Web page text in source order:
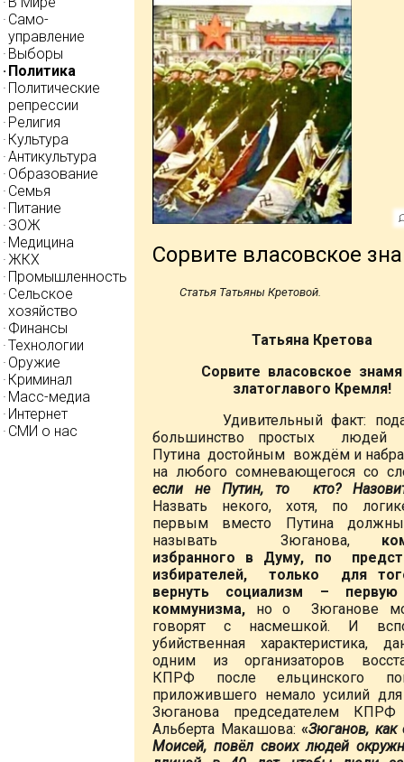
Само-
управление
Выборы
Политика
Политические
репрессии
Религия
Культура
Антикультура
Образование
Семья
Питание
ЗОЖ
Медицина
ЖКХ
Промышленность
Сельское
хозяйство
Финансы
Технологии
Оружие
Криминал
Масс-медиа
Интернет
СМИ о нас
Сорвите власовское
Статья Татьяны Кретовой.
Татьяна Кретова
Сорвите власовское
златоглавого Кремля!
Удивительный факт:
большинство простых людей
Путина достойным вождём и
на любого сомневающегося со
если не Путин, то кто?
Назвать некого, хотя, по
первым вместо Путина
называть Зюганова,
избранного в Думу, по
избирателей, только для
вернуть социализм –
коммунизма, но о Зюганове
говорят с насмешкой. И
убийственная характеристика,
одним из организаторов
КПРФ после ельцинского
приложившего немало усилий для
Зюганова председателем КПРФ
Альберта Макашова: «Зюганов, как
Моисей, повёл своих людей